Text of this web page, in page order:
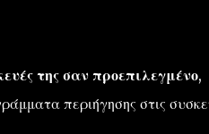
της σαν προεπιλεγμένο,
περιήγησης στις